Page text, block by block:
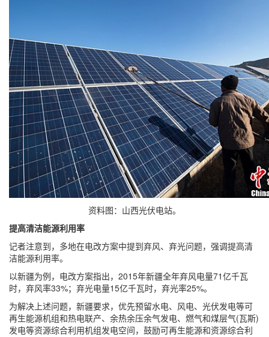
资料图：山西光伏电站。
提高清洁能源利用率
记者注意到，多地在电改方案中提到弃风、弃光问题，强调提高清
洁能源利用率。
以新疆为例，电改方案指出，2015年新疆全年弃风电量71亿千瓦
时，弃风率33%；弃光电量15亿千瓦时，弃光率25%。
为解决上述问题，新疆要求，优先预留水电、风电、光伏发电等可
再生能源机组和热电联产、余热余压余气发电、燃气和煤层气(瓦斯)
发电等资源综合利用机组发电空间，鼓励可再生能源和资源综合利